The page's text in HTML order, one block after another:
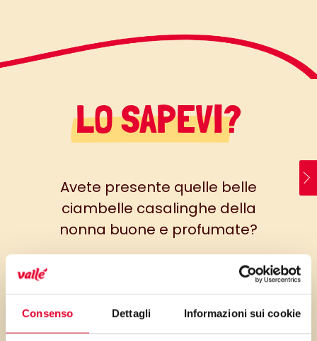
Consenso Dettagli Informazioni sui cookie
LO SAPEVI?
Avete presente quelle belle
ciambelle casalinghe della
nonna buone e profumate?
Ecco questa rispecchia
perfettamente l’idea. Profumo
dato dalla scorza d’arancia e
dal Maraschino che si può